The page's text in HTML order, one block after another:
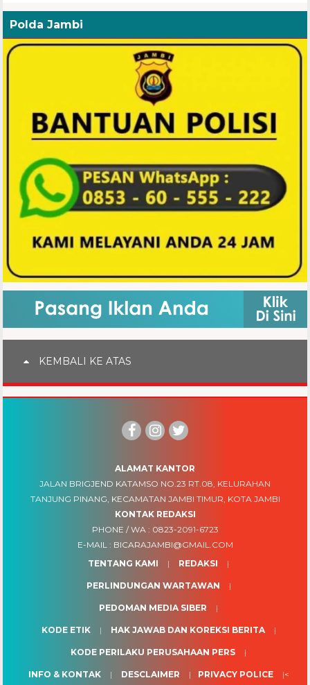
Polda Jambi
KEMBALI KE ATAS
ALAMAT KANTOR
JALAN BRIGJEND KATAMSO NO.23 RT.08, KELURAHAN
TANJUNG PINANG, KECAMATAN JAMBI TIMUR, KOTA JAMBI
KONTAK REDAKSI
PHONE / WA : 0823-2091-6723
E-MAIL : BICARAJAMBI@GMAIL.COM
TENTANG KAMI
REDAKSI
PERLINDUNGAN WARTAWAN
PEDOMAN MEDIA SIBER
KODE ETIK HAK JAWAB DAN KOREKSI BERITA
KODE PERILAKU PERUSAHAAN PERS
INFO & KONTAK DESCLAIMER PRIVACY POLICE <